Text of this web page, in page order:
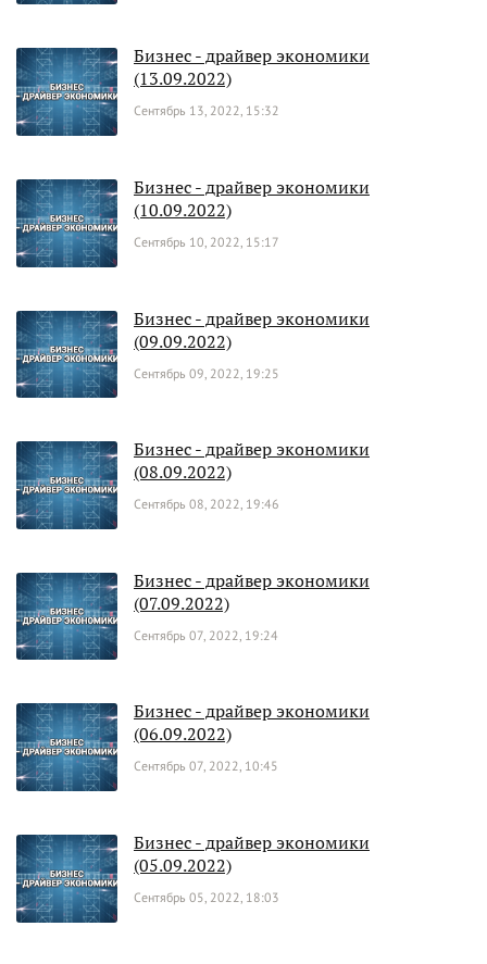
Бизнес - драйвер экономики
(13.09.2022)
Сентябрь 13, 2022, 15:32
Бизнес - драйвер экономики
(10.09.2022)
Сентябрь 10, 2022, 15:17
Бизнес - драйвер экономики
(09.09.2022)
Сентябрь 09, 2022, 19:25
Бизнес - драйвер экономики
(08.09.2022)
Сентябрь 08, 2022, 19:46
Бизнес - драйвер экономики
(07.09.2022)
Сентябрь 07, 2022, 19:24
Бизнес - драйвер экономики
(06.09.2022)
Сентябрь 07, 2022, 10:45
Бизнес - драйвер экономики
(05.09.2022)
Сентябрь 05, 2022, 18:03